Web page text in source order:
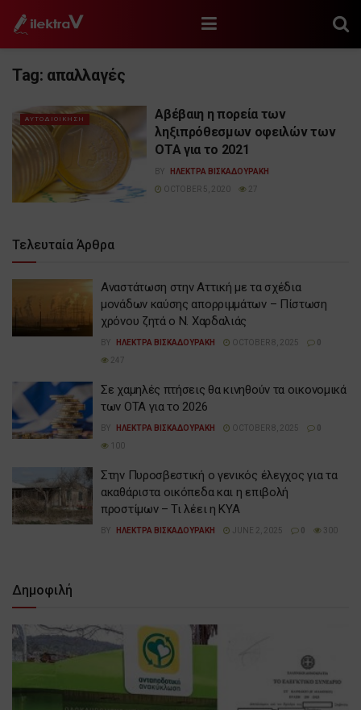
Tag: απαλλαγές
ΑΥΤΟΔΙΟΙΚΗΣΗ
Αβέβαιη η πορεία των
ληξιπρόθεσμων οφειλών των
ΟΤΑ για το 2021
BY
ΗΛΕΚΤΡΑ ΒΙΣΚΑΔΟΥΡΑΚΗ
OCTOBER 5, 2020
27
Τελευταία Άρθρα
Αναστάτωση στην Αττική με τα σχέδια
μονάδων καύσης απορριμμάτων – Πίστωση
χρόνου ζητά ο Ν. Χαρδαλιάς
BY ΗΛΕΚΤΡΑ ΒΙΣΚΑΔΟΥΡΑΚΗ OCTOBER 8, 2025
247
Σε χαμηλές πτήσεις θα κινηθούν τα οικονομικά
των ΟΤΑ για το 2026
BY ΗΛΕΚΤΡΑ ΒΙΣΚΑΔΟΥΡΑΚΗ OCTOBER 8, 2025
100
Στην Πυροσβεστική ο γενικός έλεγχος για τα
ακαθάριστα οικόπεδα και η επιβολή
προστίμων – Τι λέει η ΚΥΑ
BY ΗΛΕΚΤΡΑ ΒΙΣΚΑΔΟΥΡΑΚΗ JUNE 2, 2025 300
Δημοφιλή